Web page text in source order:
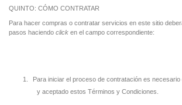
QUINTO: CÓMO CONTRATAR
Para hacer compras o contratar servicios en este sitio
pasos haciendo click en el campo correspondiente:
1.
Para iniciar el proceso de contratación es
y aceptado estos Términos y Condiciones.